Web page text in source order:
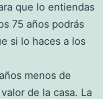
que lo entiendas
75 años podrás
si lo haces a los
menos de
de la casa. La